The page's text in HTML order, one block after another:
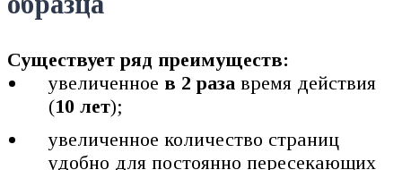
Существует ряд преимуществ:
увеличенное в 2 раза время действия
(10 лет);
увеличенное количество страниц
удобно для постоянно пересекающих